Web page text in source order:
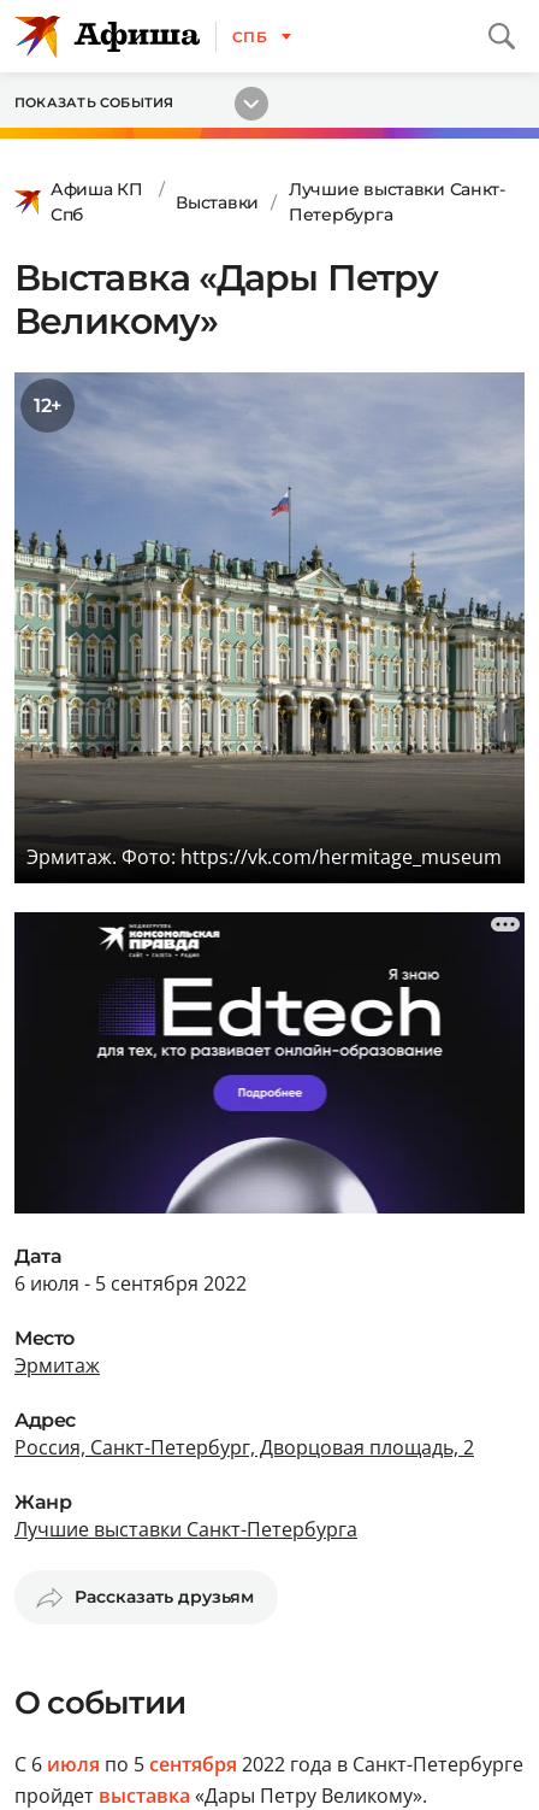
СПБ
ПОКАЗАТЬ СОБЫТИЯ
Афиша КП
Спб
Выставки
Лучшие выставки Санкт-
Петербурга
Выставка «Дары Петру
Великому»
12+
Эрмитаж. Фото: https://vk.com/hermitage_museum
Дата
6 июля - 5 сентября 2022
Место
Эрмитаж
Адрес
Россия, Санкт-Петербург, Дворцовая площадь, 2
Жанр
Лучшие выставки Санкт-Петербурга
Рассказать друзьям
О событии
С 6 июля по 5сентября 2022 года в Санкт-Петербурге
пройдет выставка «Дары Петру Великому».